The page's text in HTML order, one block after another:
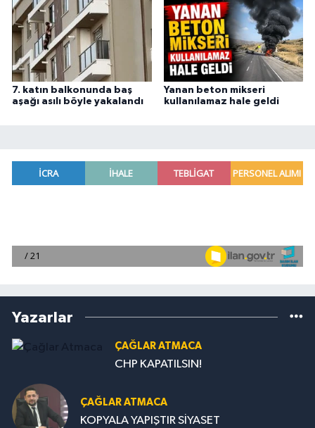
7. katın balkonunda baş
aşağı asılı böyle yakalandı
Yanan beton mikseri
kullanılamaz hale geldi
Yazarlar
ÇAĞLAR ATMACA
CHP KAPATILSIN!
ÇAĞLAR ATMACA
KOPYALA YAPIŞTIR SİYASET